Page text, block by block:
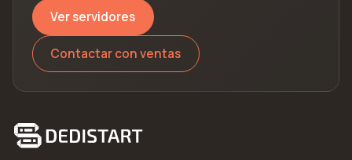
Ver servidores
Contactar con ventas